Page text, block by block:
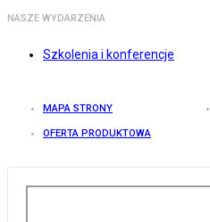
NASZE WYDARZENIA
Szkolenia i konferencje
MAPA STRONY
OFERTA PRODUKTOWA